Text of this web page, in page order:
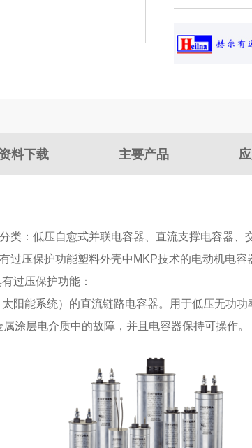
资料下载 主要产品
类：低压自愈式并联电容器、直流支撑电容器
压保护功能塑料外壳中MKP技术的电动机电容
过压保护功能：
阳能系统）的直流链路电容器。用于低压无功
涂层电介质中的故障，并且电容器保持可操作。